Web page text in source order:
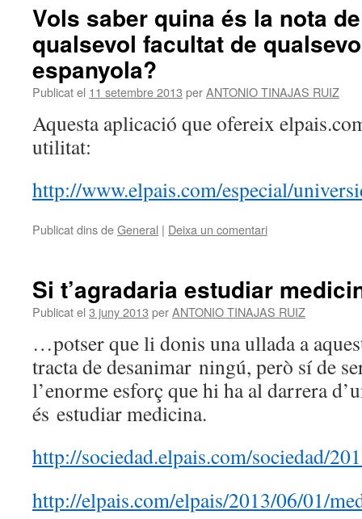
Vols saber quina és la nota
qualsevol facultat de
espanyola?
Publicat el 11 setembre 2013 perANTONIO TINAJAS RUIZ
Aquesta aplicació que ofereix
utilitat:
http://www.elpais.com/especial/
Publicat dins deGeneral | Deixa un comentari
Si t’agradaria estudiar
Publicat el 3 juny 2013 perANTONIO TINAJAS RUIZ
…potser que li donis una ullada a
tracta de desanimar ningú, però sí de
l’enorme esforç que hi ha al darrera
és estudiar medicina.
http://sociedad.elpais.com/sociedad/
http://elpais.com/elpais/2013/06/01/